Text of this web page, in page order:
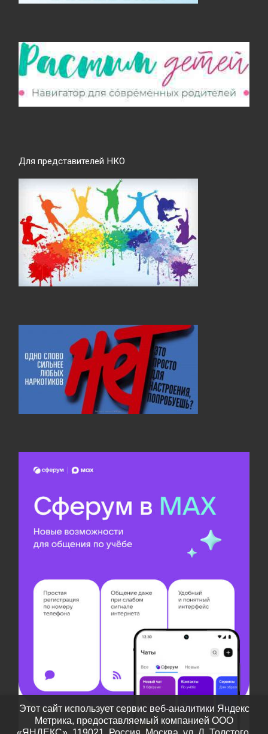
Для представителей НКО
Этот сайт использует сервис веб-аналитики Яндекс
Метрика, предоставляемый компанией ООО